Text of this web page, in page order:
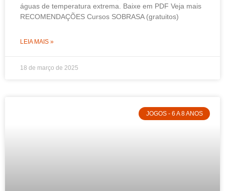
águas de temperatura extrema. Baixe em PDF Veja mais
RECOMENDAÇÕES Cursos SOBRASA (gratuitos)
LEIA MAIS »
18 de março de 2025
JOGOS - 6 A 8 ANOS